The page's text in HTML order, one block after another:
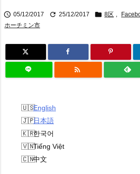
 05/12/2017  25/12/2017  8区 ,
ホーチミン市

English
日本語
한국어
Tiếng Việt
中文